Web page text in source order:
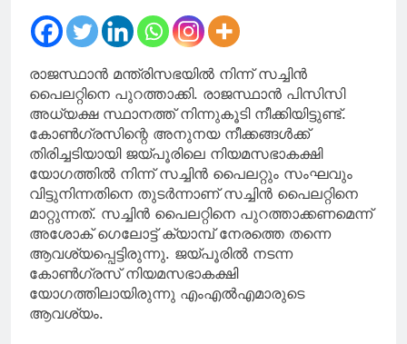
നോട്ടീസ്
പ്രദർശിപ്പിക്കും
രാജസ്ഥാൻ മന്ത്രിസഭയിൽ നിന്ന് സച്ചിൻ
പൈലറ്റിനെ പുറത്താക്കി. രാജസ്ഥാൻ പിസിസി
അധ്യക്ഷ സ്ഥാനത്ത് നിന്നുകൂടി നീക്കിയിട്ടുണ്ട്.
കോൺഗ്രസിന്റെ അനുനയ നീക്കങ്ങൾക്ക്
തിരിച്ചടിയായി ജയ്പൂരിലെ നിയമസഭാകക്ഷി
യോഗത്തിൽ നിന്ന് സച്ചിൻ പൈലറ്റും സംഘവും
വിട്ടുനിന്നതിനെ തുടർന്നാണ് സച്ചിൻ പൈലറ്റിനെ
മാറ്റുന്നത്. സച്ചിൻ പൈലറ്റിനെ പുറത്താക്കണമെന്ന്
അശോക് ഗെലോട്ട് ക്യാമ്പ് നേരത്തെ തന്നെ
ആവശ്യപ്പെട്ടിരുന്നു. ജയ്പൂരിൽ നടന്ന
കോൺഗ്രസ് നിയമസഭാകക്ഷി
യോഗത്തിലായിരുന്നു എംഎൽഎമാരുടെ
ആവശ്യം.